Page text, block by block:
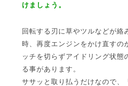
けましょう。
回転する刃に草やツルなどが絡
時、再度エンジンをかけ直すの
ッチを切らずアイドリング状態
る事があります。
ササッと取り払うだけなので、